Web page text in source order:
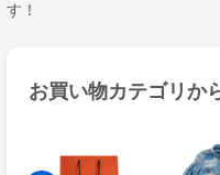
す！
お買い物カテゴリか